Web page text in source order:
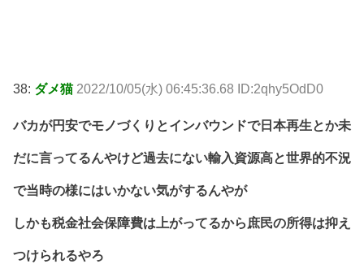
38: ダメ猫 2022/10/05(水) 06:45:36.68 ID:2qhy5OdD0
バカが円安でモノづくりとインバウンドで日本再生とか未
だに言ってるんやけど過去にない輸入資源高と世界的不況
で当時の様にはいかない気がするんやが
しかも税金社会保障費は上がってるから庶民の所得は抑え
つけられるやろ